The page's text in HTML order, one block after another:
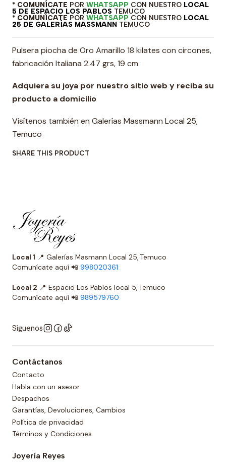
* COMUNÍCATE POR WHATSAPP CON NUESTRO LOCAL
5 DE ESPACIO LOS PABLOS TEMUCO
* COMUNÍCATE POR WHATSAPP CON NUESTRO LOCAL
25 DE GALERÍAS MASSMANN TEMUCO
Pulsera piocha de Oro Amarillo 18 kilates con circones,
fabricación Italiana 2.47 grs, 19 cm
Adquiera su joya por nuestro sitio web y reciba su
producto a domicilio
Visítenos también en Galerías Massmann Local 25,
Temuco
SHARE THIS PRODUCT
Local 1 📍 Galerías Masmann Local 25, Temuco
Comunícate aquí 📲 998020361
Local 2 📍 Espacio Los Pablos local 5, Temuco
Comunícate aquí 📲 989579760
Síguenos
Contáctanos
Contacto
Habla con un asesor
Despachos
Garantías, Devoluciones, Cambios
Política de privacidad
Términos y Condiciones
Joyería Reyes